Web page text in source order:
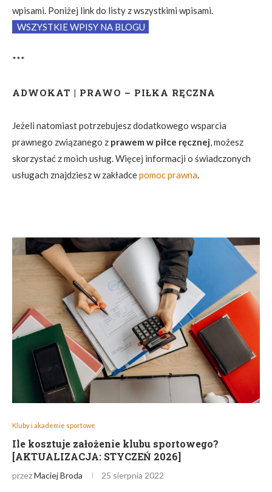
wpisami. Poniżej link do listy z wszystkimi wpisami.
WSZYSTKIE WPISY NA BLOGU
***
ADWOKAT | PRAWO – PIŁKA RĘCZNA
Jeżeli natomiast potrzebujesz dodatkowego wsparcia
prawnego związanego z prawem w piłce ręcznej, możesz
skorzystać z moich usług. Więcej informacji o świadczonych
usługach znajdziesz w zakładcepomoc prawna.
Kluby i akademie sportowe
Ile kosztuje założenie klubu sportowego?
[AKTUALIZACJA: STYCZEŃ 2026]
przezMaciej Broda 25 sierpnia 2022